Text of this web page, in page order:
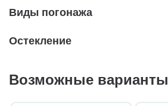
Виды погонажа
Остекление
Возможные варианты